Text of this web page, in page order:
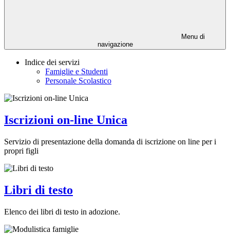
Menu di
navigazione
Indice dei servizi
Famiglie e Studenti
Personale Scolastico
Iscrizioni on-line Unica
Servizio di presentazione della domanda di iscrizione on line per i
propri figli
Libri di testo
Elenco dei libri di testo in adozione.